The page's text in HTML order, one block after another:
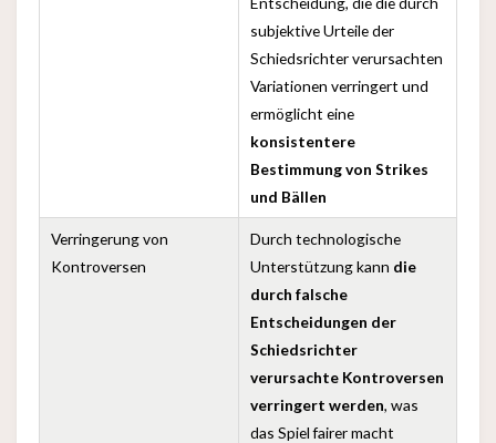
subjektive Urteile der
Schiedsrichter verursachten
Variationen verringert und
ermöglicht eine
konsistentere
Bestimmung von Strikes
und Bällen
Verringerung von
Kontroversen
Durch technologische
Unterstützung kann die
durch falsche
Entscheidungen der
Schiedsrichter
verursachte Kontroversen
verringert werden, was
das Spiel fairer macht